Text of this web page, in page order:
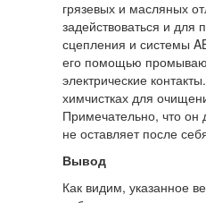
грязевых и масляных
задействоваться и для
сцепления и системы
его помощью
электрические
химчистках для
Примечательно, что он
не оставляет после
Вывод
Как видим, указанное